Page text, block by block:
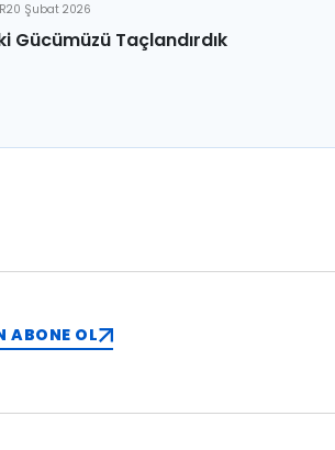
20 Şubat 2026
Gücümüzü Taçlandırdık
ABONE OL